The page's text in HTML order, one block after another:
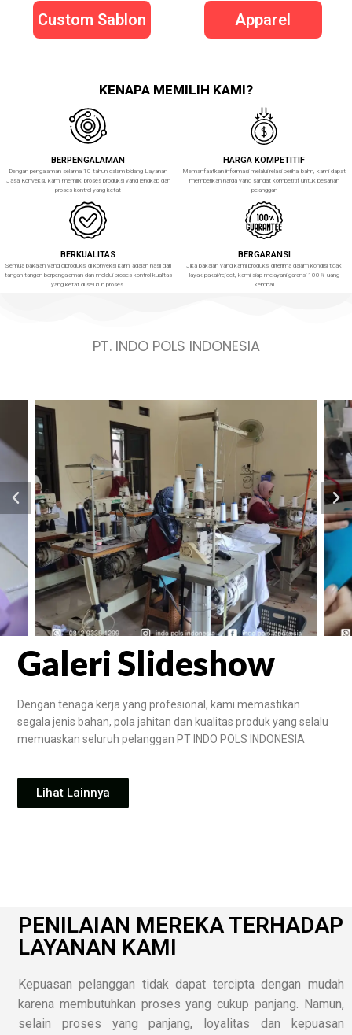
Custom Sablon Apparel
KENAPA MEMILIH KAMI?
BERPENGALAMAN
Dengan pengalaman selama 10 tahun dalam bidang Layanan
Jasa Konveksi, kami memiliki proses produksi yang lengkap dan
proses kontrol yang ketat
HARGA KOMPETITIF
Memanfaatkan informasi melalui relasi perihal bahn, kami dapat
memberikan harga yang sangat kompetitif untuk pesanan
pelanggan
BERKUALITAS
Semua pakaian yang diproduksi di konveksi kami adalah hasil dari
tangan-tangan berpengalaman dan melalui proses kontrol kualitas
yang ketat di seluruh proses.
BERGARANSI
Jika pakaian yang kami produksi diterima dalam kondisi tidak
layak pakai/reject, kami siap melayani garansi 100% uang
kembali
PT. INDO POLS INDONESIA
Galeri Slideshow
Dengan tenaga kerja yang profesional, kami memastikan
segala jenis bahan, pola jahitan dan kualitas produk yang selalu
memuaskan seluruh pelanggan PT INDO POLS INDONESIA
Lihat Lainnya
PENILAIAN MEREKA TERHADAP
LAYANAN KAMI
Kepuasan pelanggan tidak dapat tercipta dengan mudah
karena membutuhkan proses yang cukup panjang. Namun,
selain proses yang panjang, loyalitas dan kepuasan